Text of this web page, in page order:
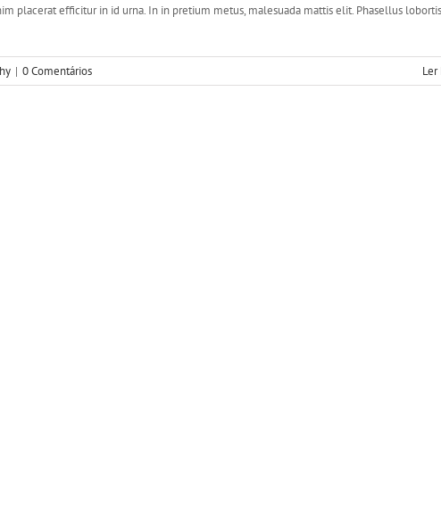
placerat efficitur in id urna. In in pretium metus, malesuada mattis elit. Phasellus lobortis
| 0 Comentários Ler